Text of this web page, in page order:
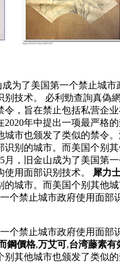
成为了美国第一个禁止城
技术。 必利勁查詢真偽
令，旨在禁止包括私营企
年中提出一项最严格
市也颁发了类似的禁令
别的城市。而美国个别
月，旧金山成为了美国第
用面部识别技术。
犀力
城市。而美国个别其他
个禁止城市政府使用面
个禁止城市政府使用面
鋼價格,万艾可,台湾藤素有
别其他城市也颁发了类似